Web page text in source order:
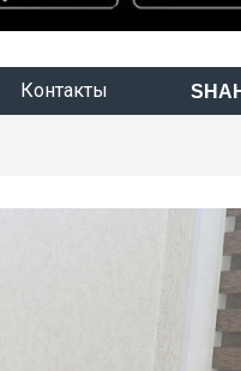
Контакты